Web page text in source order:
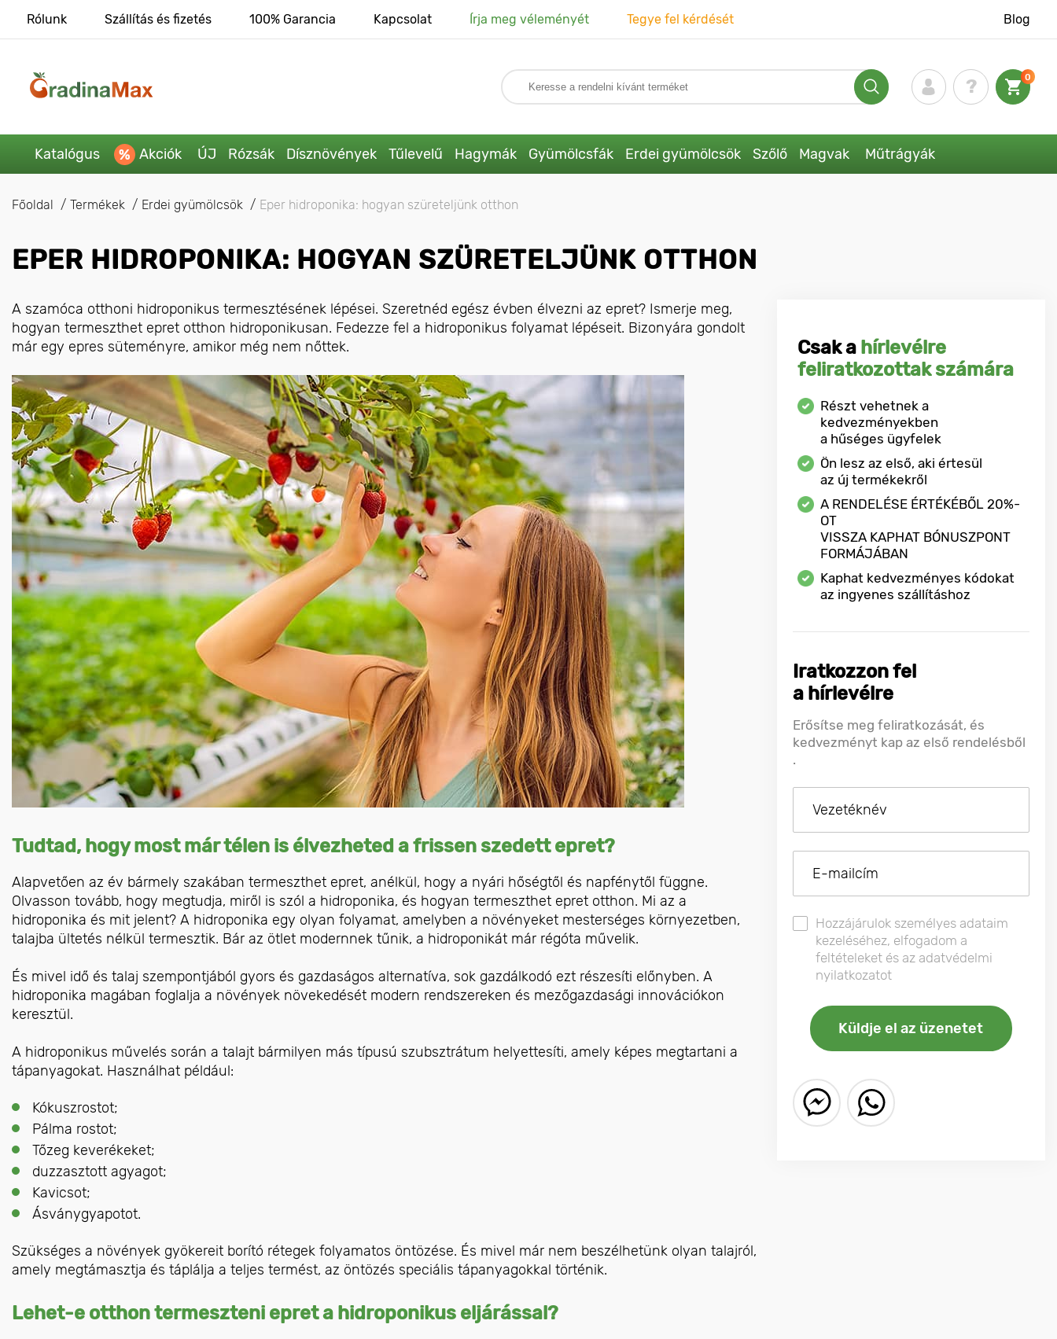
Rólunk Szállítás és fizetés 100% Garancia Kapcsolat Írja meg véleményét Tegye fel kérdését Blog
0
Katalógus Akciók ÚJ Rózsák Dísznövények Tűlevelű Hagymák Gyümölcsfák Erdei gyümölcsök Szőlő Magvak Műtrágyák
Főoldal Termékek Erdei gyümölcsök Eper hidroponika: hogyan szüreteljünk otthon
EPER HIDROPONIKA: HOGYAN SZÜRETELJÜNK OTTHON
A szamóca otthoni hidroponikus termesztésének lépései. Szeretnéd egész évben élvezni az epret? Ismerje meg,
hogyan termeszthet epret otthon hidroponikusan. Fedezze fel a hidroponikus folyamat lépéseit. Bizonyára gondolt
már egy epres süteményre, amikor még nem nőttek.
Tudtad, hogy most már télen is élvezheted a frissen szedett epret?
Alapvetően az év bármely szakában termeszthet epret, anélkül, hogy a nyári hőségtől és napfénytől függne.
Olvasson tovább, hogy megtudja, miről is szól a hidroponika, és hogyan termeszthet epret otthon. Mi az a
hidroponika és mit jelent? A hidroponika egy olyan folyamat, amelyben a növényeket mesterséges környezetben,
talajba ültetés nélkül termesztik. Bár az ötlet modernnek tűnik, a hidroponikát már régóta művelik.
És mivel idő és talaj szempontjából gyors és gazdaságos alternatíva, sok gazdálkodó ezt részesíti előnyben. A
hidroponika magában foglalja a növények növekedését modern rendszereken és mezőgazdasági innovációkon
keresztül.
A hidroponikus művelés során a talajt bármilyen más típusú szubsztrátum helyettesíti, amely képes megtartani a
tápanyagokat. Használhat például:
Kókuszrostot;
Pálma rostot;
Tőzeg keverékeket;
duzzasztott agyagot;
Kavicsot;
Ásványgyapotot.
Szükséges a növények gyökereit borító rétegek folyamatos öntözése. És mivel már nem beszélhetünk olyan talajról,
amely megtámasztja és táplálja a teljes termést, az öntözés speciális tápanyagokkal történik.
Lehet-e otthon termeszteni epret a hidroponikus eljárással?
Csak a hírlevélre
feliratkozottak számára
Részt vehetnek a
kedvezményekben
a hűséges ügyfelek
Ön lesz az első, aki értesül
az új termékekről
A RENDELÉSE ÉRTÉKÉBŐL 20%-
OT
VISSZA KAPHAT BÓNUSZPONT
FORMÁJÁBAN
Kaphat kedvezményes kódokat
az ingyenes szállításhoz
Iratkozzon fel
a hírlevélre
Erősítse meg feliratkozását, és
kedvezményt kap az első rendelésből
.
Hozzájárulok személyes adataim
kezeléséhez, elfogadom a
feltételeket és az adatvédelmi
nyilatkozatot